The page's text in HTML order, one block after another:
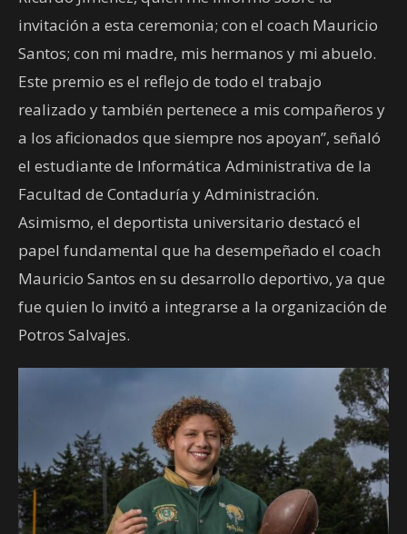
invitación a esta ceremonia; con el coach Mauricio
Santos; con mi madre, mis hermanos y mi abuelo.
Este premio es el reflejo de todo el trabajo
realizado y también pertenece a mis compañeros y
a los aficionados que siempre nos apoyan”, señaló
el estudiante de Informática Administrativa de la
Facultad de Contaduría y Administración.
Asimismo, el deportista universitario destacó el
papel fundamental que ha desempeñado el coach
Mauricio Santos en su desarrollo deportivo, ya que
fue quien lo invitó a integrarse a la organización de
Potros Salvajes.